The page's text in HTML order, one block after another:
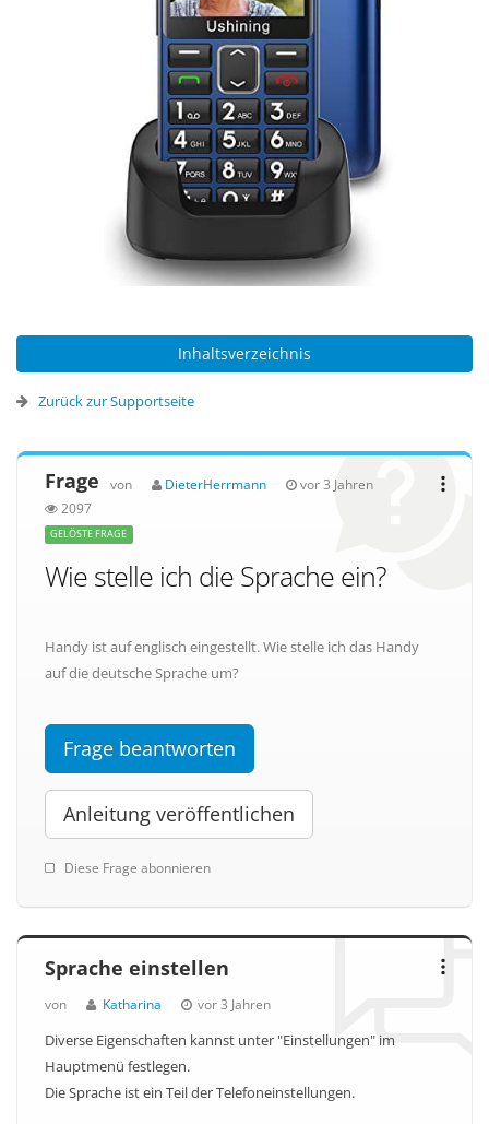
Inhaltsverzeichnis
Zurück zur Supportseite
Frage von DieterHerrmann
vor 3 Jahren
2097
GELÖSTE FRAGE
Wie stelle ich die Sprache ein?
Handy ist auf englisch eingestellt. Wie stelle ich das Handy
auf die deutsche Sprache um?
Frage beantworten
Anleitung veröffentlichen
Diese Frage abonnieren
Sprache einstellen
von Katharina vor 3 Jahren
Diverse Eigenschaften kannst unter "Einstellungen" im
Hauptmenü festlegen.
Die Sprache ist ein Teil der Telefoneinstellungen.